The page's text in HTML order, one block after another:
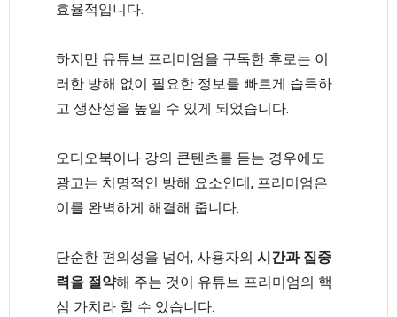
효율적입니다.
하지만 유튜브 프리미엄을 구독한 후로는 이
러한 방해 없이 필요한 정보를 빠르게 습득하
고 생산성을 높일 수 있게 되었습니다.
오디오북이나 강의 콘텐츠를 듣는 경우에도
광고는 치명적인 방해 요소인데, 프리미엄은
이를 완벽하게 해결해 줍니다.
단순한 편의성을 넘어, 사용자의 시간과 집중
력을 절약해 주는 것이 유튜브 프리미엄의 핵
심 가치라 할 수 있습니다.